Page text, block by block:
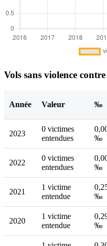
Vols sans violence
Année Valeur ‰
2023
0 victimes
entendues
‰
2022
0 victimes
entendues
‰
2021
1 victime
entendue
‰
2020
1 victime
entendue
‰